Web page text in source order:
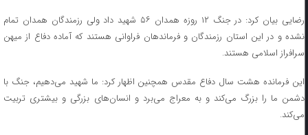
رضایی بیان کرد: در جنگ ۱۲ روزه همدان ۵۶ شهید داد ولی رزمندگان همدان تمام
نشده و در این استان رزمندگان و فرماندهان فراوانی هستند که آماده دفاع از میهن
سرافراز اسلامی هستند.
این فرمانده هشت سال دفاع مقدس همچنین اظهار کرد: ما شهید می‌دهیم، جنگ با
دشمن ما را بزرگ می‌کند و به معراج می‌برد و انسان‌های بزرگی و بیشتری تربیت
می‌کند.